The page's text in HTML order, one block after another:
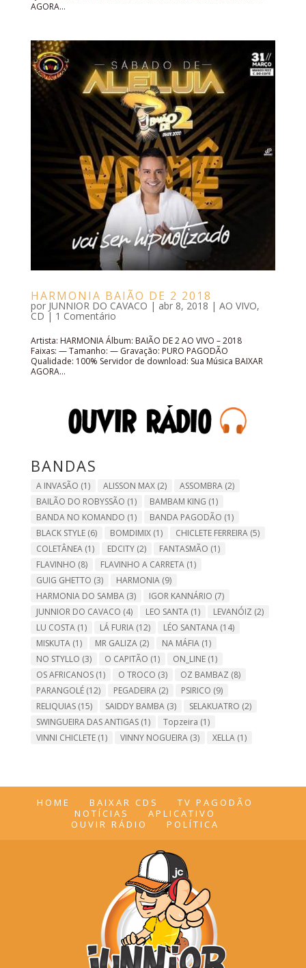
AGORA...
HARMONIA BAIÃO DE 2 2018
por JUNNIOR DO CAVACO | abr 8, 2018 | AO VIVO,
CD | 1 Comentário
Artista: HARMONIA Álbum: BAIÃO DE 2 AO VIVO – 2018
Faixas: — Tamanho: — Gravação: PURO PAGODÃO
Qualidade: 100% Servidor de download: Sua Música BAIXAR
AGORA...
BANDAS
A INVASÃO (1) ALISSON MAX(2) ASSOMBRA(2)
BAILÃO DO ROBYSSÃO (1) BAMBAM KING (1)
BANDA NO KOMANDO (1) BANDA PAGODÃO (1)
BLACK STYLE(6) BOMDIMIX(1) CHICLETE FERREIRA(5)
COLETÂNEA(1) EDCITY(2) FANTASMÃO (1)
FLAVINHO (8) FLAVINHO A CARRETA(1)
GUIG GHETTO (3) HARMONIA(9)
HARMONIA DO SAMBA(3) IGOR KANNÁRIO (7)
JUNNIOR DO CAVACO (4) LEO SANTA(1) LEVANÓIZ (2)
LU COSTA(1) LÁ FURIA(12) LÉO SANTANA(14)
MISKUTA(1) MR GALIZA(2) NA MÁFIA(1)
NO STYLLO (3) O CAPITÃO (1) ON_LINE(1)
OS AFRICANOS(1) O TROCO (3) OZ BAMBAZ (8)
PARANGOLÉ(12) PEGADEIRA(2) PSIRICO (9)
RELIQUIAS(15) SAIDDY BAMBA(3) SELAKUATRO (2)
SWINGUEIRA DAS ANTIGAS(1) Topzeira (1)
VINNI CHICLETE(1) VINNY NOGUEIRA(3) XELLA(1)
HOME BAIXAR CDS
TV PAGODÃO
NOTÍCIAS
APLICATIVO
OUVIR RÁDIO
POLÍTICA